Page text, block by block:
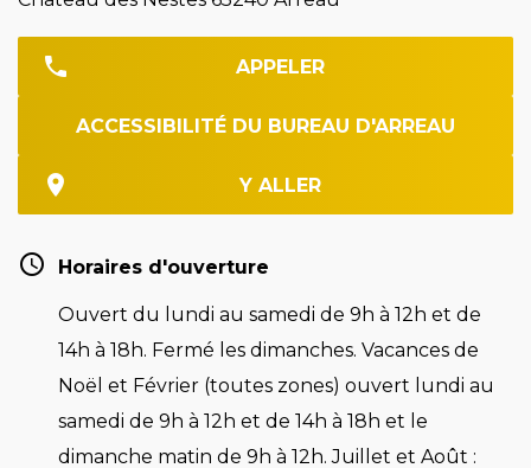
APPELER
ACCESSIBILITÉ DU BUREAU D'ARREAU
Y ALLER
Horaires d'ouverture
Ouvert du lundi au samedi de 9h à 12h et de
14h à 18h. Fermé les dimanches. Vacances de
Noël et Février (toutes zones) ouvert lundi au
samedi de 9h à 12h et de 14h à 18h et le
dimanche matin de 9h à 12h. Juillet et Août :